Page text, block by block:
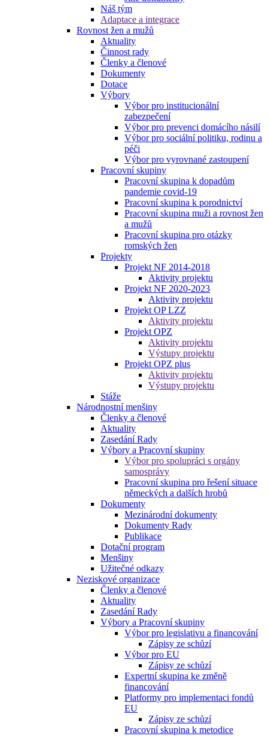
Náš tým
Adaptace a integrace
Rovnost žen a mužů
Aktuality
Činnost rady
Členky a členové
Dokumenty
Dotace
Výbory
Výbor pro institucionální
zabezpečení
Výbor pro prevenci domácího násilí
Výbor pro sociální politiku, rodinu a
péči
Výbor pro vyrovnané zastoupení
Pracovní skupiny
Pracovní skupina k dopadům
pandemie covid-19
Pracovní skupina k porodnictví
Pracovní skupina muži a rovnost žen
a mužů
Pracovní skupina pro otázky
romských žen
Projekty
Projekt NF 2014-2018
Aktivity projektu
Projekt NF 2020-2023
Aktivity projektu
Projekt OP LZZ
Aktivity projektu
Projekt OPZ
Aktivity projektu
Výstupy projektu
Projekt OPZ plus
Aktivity projektu
Výstupy projektu
Stáže
Národnostní menšiny
Členky a členové
Aktuality
Zasedání Rady
Výbory a Pracovní skupiny
Výbor pro spolupráci s orgány
samosprávy
Pracovní skupina pro řešení situace
německých a dalších hrobů
Dokumenty
Mezinárodní dokumenty
Dokumenty Rady
Publikace
Dotační program
Menšiny
Užitečné odkazy
Neziskové organizace
Členky a členové
Aktuality
Zasedání Rady
Výbory a Pracovní skupiny
Výbor pro legislativu a financování
Zápisy ze schůzí
Výbor pro EU
Zápisy ze schůzí
Expertní skupina ke změně
financování
Platformy pro implementaci fondů
EU
Zápisy ze schůzí
Pracovní skupina k metodice